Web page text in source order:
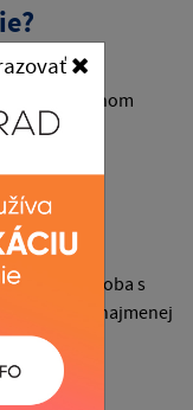
je v
alebo inom
v
osoba s
najmenej